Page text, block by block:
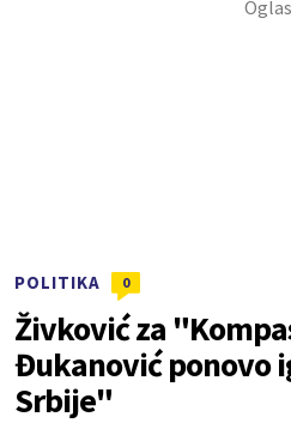
POLITIKA 0
Živković za
Đukanović ponovo
Srbije"